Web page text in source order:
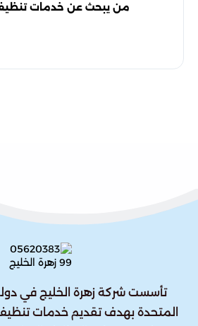
من يبحث عن خدمات
تأسست شركة زهرة الخليج في دولة
المتحدة بهدف تقديم خدمات